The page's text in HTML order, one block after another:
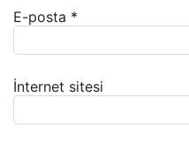
E-posta *
İnternet sitesi